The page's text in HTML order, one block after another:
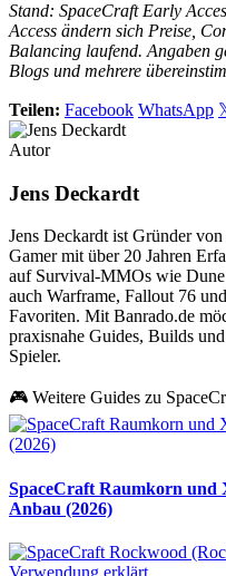
Stand: SpaceCraft Early
Access ändern sich Preise,
Balancing laufend. Angaben
Blogs und mehrere
Teilen: Facebook WhatsApp
Autor
Jens Deckardt
Jens Deckardt ist Gründer
Gamer mit über 20 Jahren
auf Survival-MMOs wie
auch Warframe, Fallout 76
Favoriten. Mit Banrado.de
praxisnahe Guides, Builds
Spieler.
🎮 Weitere Guides zu
SpaceCraft Raumkorn und
Anbau (2026)